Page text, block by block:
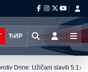
ЋИР
Drine: Užičani slavili 5:1›